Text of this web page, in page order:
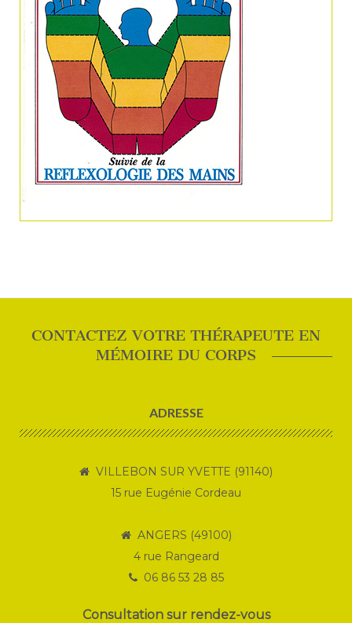
CONTACTEZ VOTRE THÉRAPEUTE EN
MÉMOIRE DU CORPS
ADRESSE
VILLEBON SUR YVETTE (91140)
15 rue Eugénie Cordeau
ANGERS (49100)
4 rue Rangeard
06 86 53 28 85
Consultation sur rendez-vous